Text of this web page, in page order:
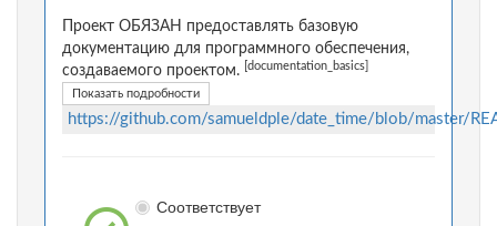
Проект ОБЯЗАН предоставлять базовую
документацию для программного обеспечения,
создаваемого проектом.
[documentation_basics]
Показать подробности
https://github.com/samueldple/date_time/blob/master/
Соответствует